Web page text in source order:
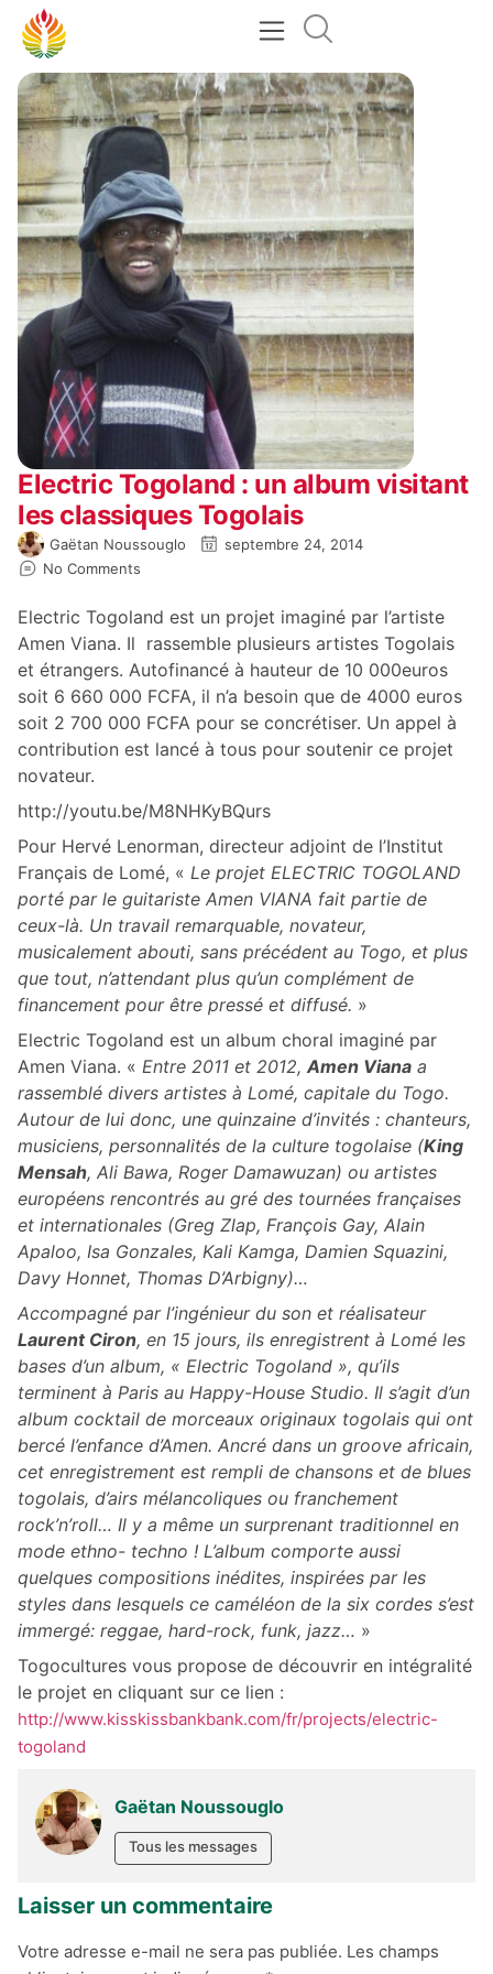
Electric Togoland : un album visitant
les classiques Togolais
Gaëtan Noussouglo
septembre 24, 2014
No Comments
Electric Togoland est un projet imaginé par l’artiste
Amen Viana. Il rassemble plusieurs artistes Togolais
et étrangers. Autofinancé à hauteur de 10 000euros
soit 6 660 000 FCFA, il n’a besoin que de 4000 euros
soit 2 700 000 FCFA pour se concrétiser. Un appel à
contribution est lancé à tous pour soutenir ce projet
novateur.
http://youtu.be/M8NHKyBQurs
Pour Hervé Lenorman, directeur adjoint de l’Institut
Français de Lomé, « Le projet ELECTRIC TOGOLAND
porté par le guitariste Amen VIANA fait partie de
ceux-là. Un travail remarquable, novateur,
musicalement abouti, sans précédent au Togo, et plus
que tout, n’attendant plus qu’un complément de
financement pour être pressé et diffusé. »
Electric Togoland est un album choral imaginé par
Amen Viana. « Entre 2011 et 2012, Amen Viana a
rassemblé divers artistes à Lomé, capitale du Togo.
Autour de lui donc, une quinzaine d’invités : chanteurs,
musiciens, personnalités de la culture togolaise (King
Mensah, Ali Bawa, Roger Damawuzan) ou artistes
européens rencontrés au gré des tournées françaises
et internationales (Greg Zlap, François Gay, Alain
Apaloo, Isa Gonzales, Kali Kamga, Damien Squazini,
Davy Honnet, Thomas D’Arbigny)…
Accompagné par l’ingénieur du son et réalisateur
Laurent Ciron, en 15 jours, ils enregistrent à Lomé les
bases d’un album, « Electric Togoland », qu’ils
terminent à Paris au Happy-House Studio. Il s’agit d’un
album cocktail de morceaux originaux togolais qui ont
bercé l’enfance d’Amen. Ancré dans un groove africain,
cet enregistrement est rempli de chansons et de blues
togolais, d’airs mélancoliques ou franchement
rock’n’roll… Il y a même un surprenant traditionnel en
mode ethno- techno ! L’album comporte aussi
quelques compositions inédites, inspirées par les
styles dans lesquels ce caméléon de la six cordes s’est
immergé: reggae, hard-rock, funk, jazz… »
Togocultures vous propose de découvrir en intégralité
le projet en cliquant sur ce lien :
http://www.kisskissbankbank.com/fr/projects/electric-
togoland
Gaëtan Noussouglo
Tous les messages
Laisser un commentaire
Votre adresse e-mail ne sera pas publiée. Les champs